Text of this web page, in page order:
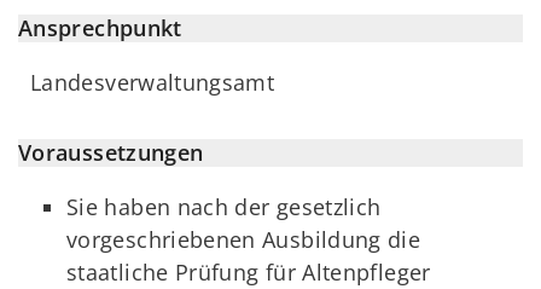
Ansprechpunkt
Landesverwaltungsamt
Voraussetzungen
Sie haben nach der gesetzlich
vorgeschriebenen Ausbildung die
staatliche Prüfung für Altenpfleger